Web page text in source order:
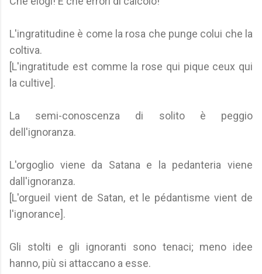
L'ingratitudine è come la rosa che punge colui che la
coltiva.
[L'ingratitude est comme la rose qui pique ceux qui
la cultive].
La semi-conoscenza di solito è peggio
dell'ignoranza.
L'orgoglio viene da Satana e la pedanteria viene
dall'ignoranza.
[L'orgueil vient de Satan, et le pédantisme vient de
l'ignorance].
Gli stolti e gli ignoranti sono tenaci; meno idee
hanno, più si attaccano a esse.